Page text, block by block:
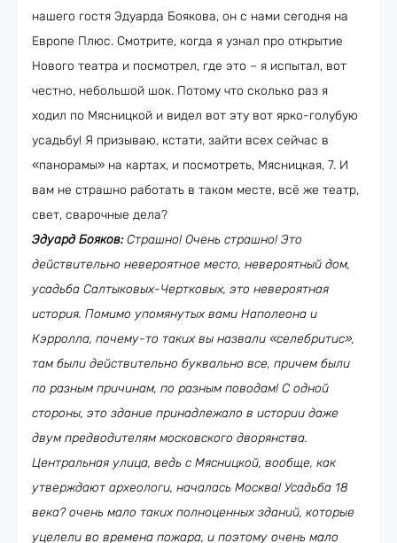
нашего гостя Эдуарда Боякова, он с нами сегодня на
Европе Плюс. Смотрите, когда я узнал про открытие
Нового театра и посмотрел, где это – я испытал, вот
честно, небольшой шок. Потому что сколько раз я
ходил по Мясницкой и видел вот эту вот ярко-голубую
усадьбу! Я призываю, кстати, зайти всех сейчас в
«панорамы» на картах, и посмотреть, Мясницкая, 7. И
вам не страшно работать в таком месте, всё же театр,
свет, сварочные дела?
Эдуард Бояков:Страшно! Очень страшно! Это
действительно невероятное место, невероятный дом,
усадьба Салтыковых-Чертковых, это невероятная
история. Помимо упомянутых вами Наполеона и
Кэрролла, почему-то таких вы назвали «селебритис»,
там были действительно буквально все, причем были
по разным причинам, по разным поводам! С одной
стороны, это здание принадлежало в истории даже
двум предводителям московского дворянства.
Центральная улица, ведь с Мясницкой, вообще, как
утверждают археологи, началась Москва! Усадьба 18
века? очень мало таких полноценных зданий, которые
уцелели во времена пожара, и поэтому очень мало